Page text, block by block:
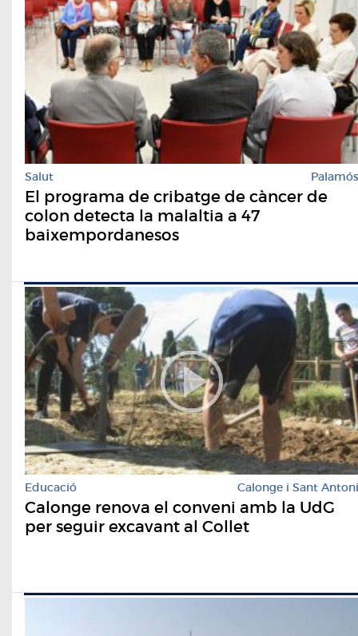
Salut Palamós
El programa de cribatge de càncer de
colon detecta la malaltia a 47
baixempordanesos
Educació Calonge i Sant Antoni
Calonge renova el conveni amb la UdG
per seguir excavant al Collet